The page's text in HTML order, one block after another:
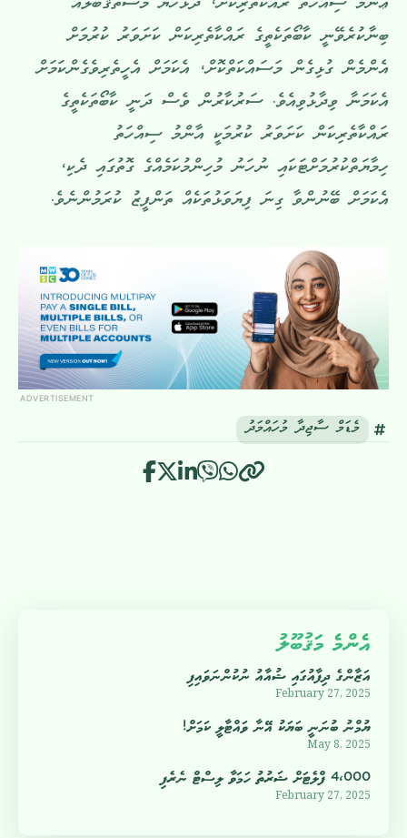
ޢާންމު ސިއްހަތު ރައްކާތެރިކޮށް، ދުޅަހެޔޮ މުސްތަޤްބަލެއް
ބިނާކުރެވޭނީ ކާބޯތަކެތީގެ ރައްކާތެރިކަން ކަށަވަރު ކުރުމަށް
އެންމެން ގުޅިގެން މަސައްކަތްކޮށް، އެކަމަށް އެހީތެރިވެގެންކަމަށް
އެކަމަނާ ވިދާޅުވިއެވެ. ސަރުކާރުން ވެސް ދަނީ ކާބޯތަކެތީގެ
ރައްކާތެރިކަން ކަށަވަރު ކުރުމަކީ އާންމު ސިއްހަތު
ހިމާޔަތްކުރުމަށްޓަކައި ނުހަނު މުހިންމުކަމެއްގެ ގޮތުގައި ދެކި،
އެކަމަށް ބޭނުންވާ ގިނަ ފިޔަވަޅުތަކެއް ތަންފީޒު ކުރަމުންނެވެ.
ADVERTISEMENT
މެޑަމް ސާޖިދާ މުހައްމަދު
އެންމެ މަޤުބޫލު
އަޒާންގެ ދިފާއުގައި ޝުއާއު ނުކުންނަވައިފި
February 27, 2025
ޔުމްނު ބުނަނީ ބަޔަކު އޭނާ ވައްޓާލީ ކަމަށް!
May 8, 2025
4،000 ފްލެޓަށް ޝަރުތު ހަމަވާ ލިސްޓް ނެރެފި
February 27, 2025